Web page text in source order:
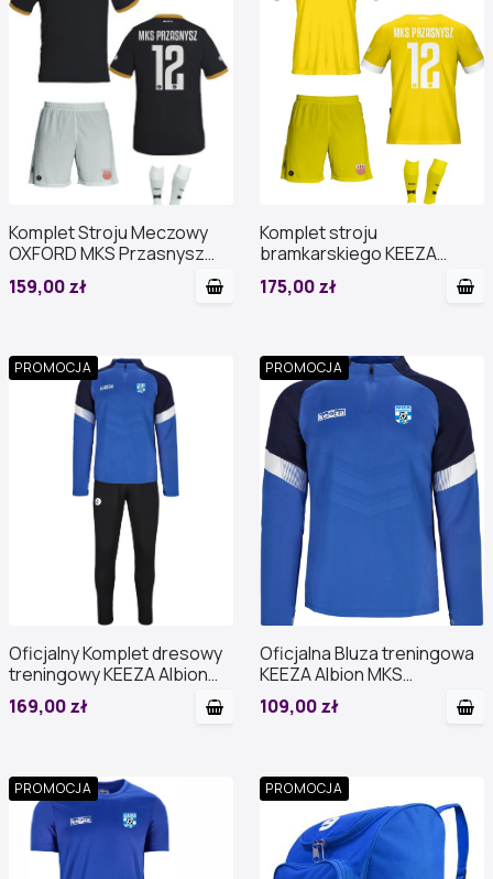
Komplet Stroju Meczowy
OXFORD MKS Przasnysz
2025 PROMOCJA
159,00 zł
Komplet stroju
bramkarskiego KEEZA
BATLEY MKS PRZASNYSZ
175,00 zł
PROMOCJA
Oficjalny Komplet dresowy
treningowy KEEZA Albion
MKS Przasnysz
169,00 zł
PROMOCJA
Oficjalna Bluza treningowa
KEEZA Albion MKS
Przasnysz
109,00 zł
PROMOCJA PROMOCJA